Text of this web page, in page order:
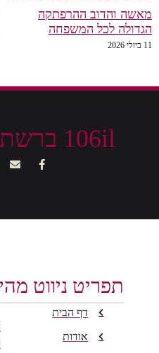
מאשה והדוב ההרפתקה
הגדולה לכל המשפחה
11 ביולי 2026
106il ברשתות חברתיות
תפריט ניווט
דף הבית
אודות